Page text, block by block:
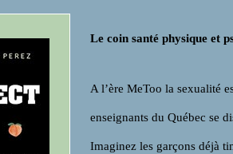
Le coin santé physique et
A l’ère MeToo la sexualité
enseignants du Québec se
Imaginez les garçons déjà